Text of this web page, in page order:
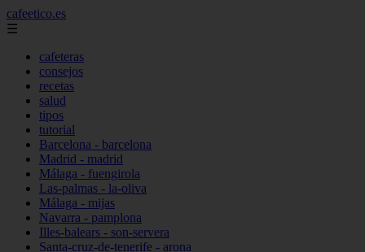
cafeetico.es
☰
cafeteras
consejos
recetas
salud
tipos
tutorial
Barcelona - barcelona
Madrid - madrid
Málaga - fuengirola
Las-palmas - la-oliva
Málaga - mijas
Navarra - pamplona
Illes-balears - son-servera
Santa-cruz-de-tenerife - arona